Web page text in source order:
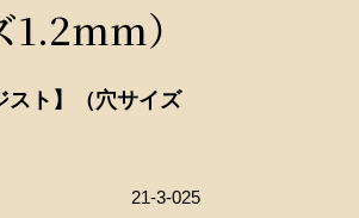
）
スト】（穴サイズ
21-3-025